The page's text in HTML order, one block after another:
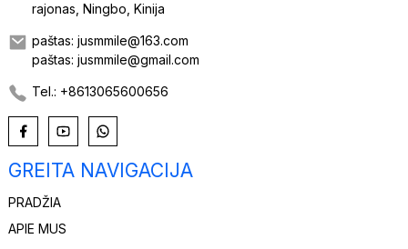
rajonas, Ningbo, Kinija
paštas: jusmmile@163.com
paštas: jusmmile@gmail.com
Tel.: +8613065600656
GREITA NAVIGACIJA
PRADŽIA
APIE MUS